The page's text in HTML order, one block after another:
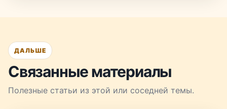
ДАЛЬШЕ
Связанные материалы
Полезные статьи из этой или соседней темы.